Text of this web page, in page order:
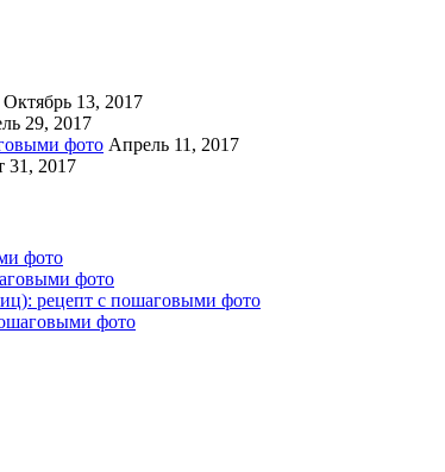
Октябрь 13, 2017
29, 2017
фото Апрель 11, 2017
31, 2017
фото
фото
рецепт с пошаговыми фото
фото